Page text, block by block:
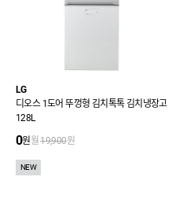
LG
디오스 1도어 뚜껑형 김치톡톡 김치냉장고
128L
0원월19,900원
NEW